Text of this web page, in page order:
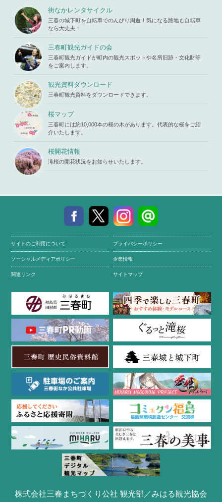
parts/picu
p.phpon li
ne19
iharukoma.
com/public
_html/wp-c
ontent/the
mes/mihar
u/template-
parts/picu
p.phpon li
ne19
ttempt to re
ad property
"ID" on null
in/home/x
iharukoma.
com/public
_html/wp-c
ontent/the
mes/mihar
u/template-
parts/picu
p.phpon li
ne 19
街なかレンタサイクル
三春の城下町を自転車でのんびり周遊！気になる路地も自転車
なら大丈夫！
三春町観光ガイドの会
三春町観光ガイドが町内の観光スポットや名所旧跡・文化財等
をご案内します。
観光資料ダウンロード
三春町観光資料をダウンロードできます。
桜マップ
三春町には約10,000本の桜の木があります。代表的な桜をご紹
介いたします。
桜開花情報
滝桜の開花状況をお知らせいたします。
サイトのご利用について プライバシーポリシー
ソーシャルメディアポリシー 企業情報
関連リンク サイトマップ
株式会社三春まちづくり公社 観光部／みはる観光協会